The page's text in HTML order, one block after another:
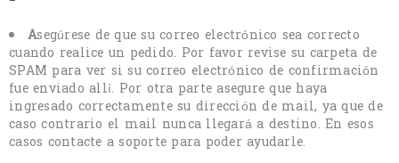
Asegúrese de que su correo electrónico sea correcto
cuando realice un pedido. Por favor revise su carpeta de
SPAM para ver si su correo electrónico de confirmación
fue enviado allí. Por otra parte asegure que haya
ingresado correctamente su dirección de mail, ya que de
caso contrario el mail nunca llegará a destino. En esos
casos contacte a soporte para poder ayudarle.